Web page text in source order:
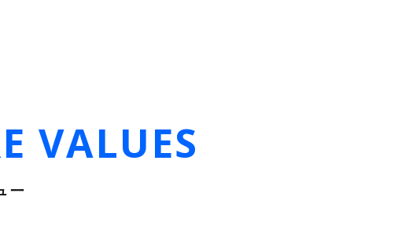
VALUES
ー